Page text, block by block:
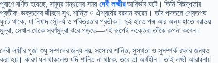
পুরাণে বর্ণিত হয়েছে, সমুদ্র মন্থনের সময় দেবী লক্ষ্মীরআবির্ভাব ঘটে। তিনি বিশুদ্ধতার
প্রতীক, ভক্তদের জীবনে সুখ, শান্তি ও ঐশ্বর্যের বরদান করেন। তাঁর পদতলে শ্বেতপদ্ম
ফুটে থাকে, যা নিখাদ সৌন্দর্য ও পবিত্রতার প্রতীক। দুই হাতে পদ্ম আর অন্য হাতে বরাভয়
মুদ্রা, সেখান থেকে স্বর্ণমুদ্রা ঝরে পড়ছে—এই রূপেই ভক্তেরা তাঁকে কল্পনা করেন।
দেবী লক্ষ্মীর পূজা শুধু সম্পদের জন্য নয়, সংসারে শান্তি, সুস্থতা ও সুসম্পর্ক রক্ষার জন্যও
করা হয়। কারণ ধন থাকলেও যদি শান্তি না থাকে, তবে তা অর্থহীন। তাই লক্ষ্মী আরাধনায়